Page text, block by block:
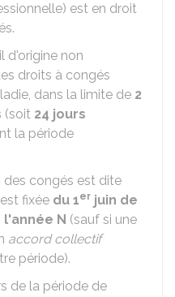
est en droit
d'origine non
droits à congés
dans la limite de 2
(soit 24 jours
la période
congés est dite
fixée du 1er juin de
l'année N (sauf si une
accord collectif
période).
de la période de